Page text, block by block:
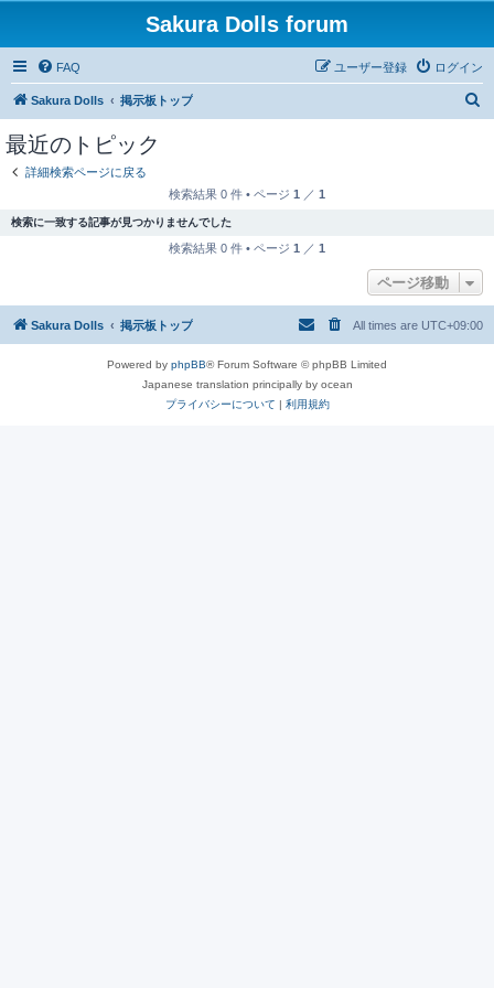
Sakura Dolls forum
FAQ ログイン
ユーザー登録
Sakura Dolls 掲示板トップ
最近のトピック
詳細検索ページに戻る
検索結果 0 件 • ページ 1 ／ 1
検索に一致する記事が見つかりませんでした
検索結果 0 件 • ページ 1 ／ 1
ページ移動
Sakura Dolls 掲示板トップ All times are UTC+09:00
Powered by phpBB® Forum Software © phpBB Limited
Japanese translation principally by ocean
プライバシーについて | 利用規約